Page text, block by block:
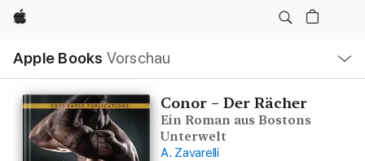
Apple
Apple Books Vorschau
Navigation
Menü
öffnen
Conor – Der Rächer
Ein Roman aus Bostons
Unterwelt
A. Zavarelli